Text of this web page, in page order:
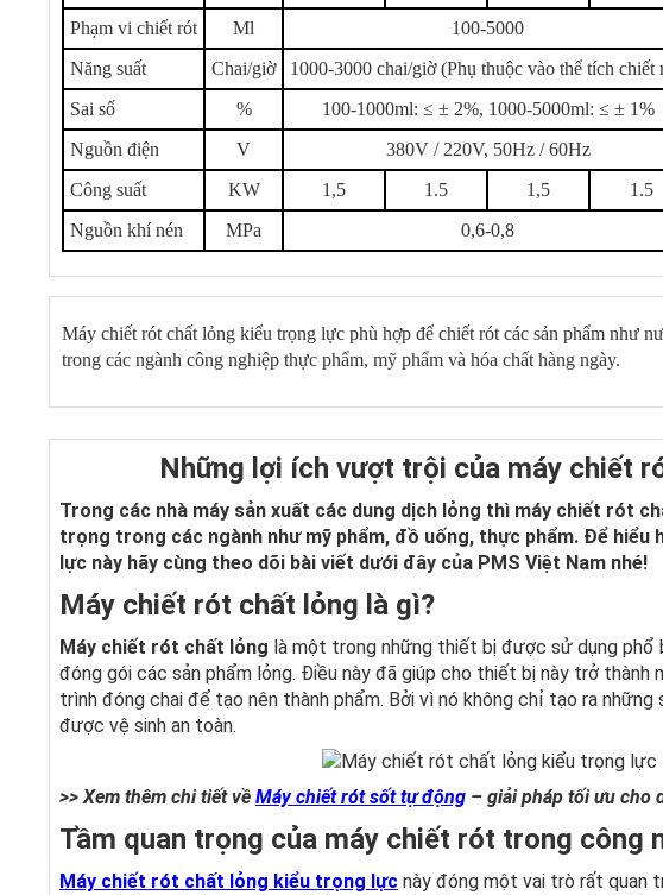
Phạm vi chiết rót
Ml
100-5000
Năng suất
Chai/giờ
1000-3000 chai/giờ (Phụ thuộc vào thể tích chiết
Sai số
%
100-1000ml: ≤ ± 2%, 1000-5000ml: ≤ ± 1%
Nguồn điện
V
380V / 220V, 50Hz / 60Hz
Công suất
KW 1,5 1.5 1,5
1.5
Nguồn khí nén
MPa 0,6-0,8
Máy chiết rót chất lỏng kiểu trọng lực phù hợp để chiết rót các sản phẩm như
trong các ngành công nghiệp thực phẩm, mỹ phẩm và hóa chất hàng ngày.
Những lợi ích vượt trội của máy chiết
Trong các nhà máy sản xuất các dung dịch lỏng thì máy chiết rót
trọng trong các ngành như mỹ phẩm, đồ uống, thực phẩm. Để
lực này hãy cùng theo dõi bài viết dưới đây của PMS Việt Nam nhé!
Máy chiết rót chất lỏng là gì?
Máy chiết rót chất lỏng là một trong những thiết bị được sử dụng
đóng gói các sản phẩm lỏng. Điều này đã giúp cho thiết bị này trở
trình đóng chai để tạo nên thành phẩm. Bởi vì nó không chỉ tạo ra
được vệ sinh an toàn.
>> Xem thêm chi tiết về Máy chiết rót sốt tự động – giải pháp tối ưu cho
Tầm quan trọng của máy chiết rót trong công
Máy chiết rót chất lỏng kiểu trọng lực này đóng một vai trò rất quan